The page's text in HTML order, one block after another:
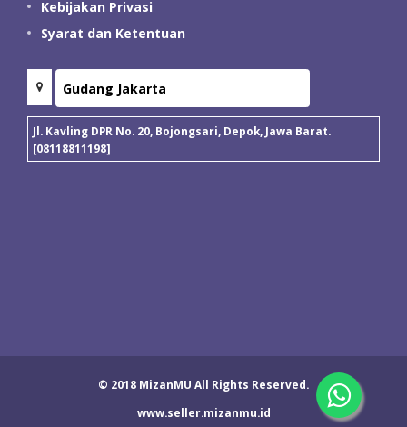
Kebijakan Privasi
Syarat dan Ketentuan
Jl. Kavling DPR No. 20, Bojongsari, Depok, Jawa Barat.
[08118811198]
© 2018 MizanMU All Rights Reserved.
www.seller.mizanmu.id